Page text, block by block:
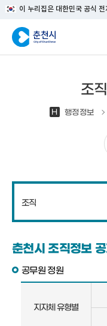
이 누리집은 대한민국 공식
조
H 행정정보
조직
춘천시 조직정보
공무원 정원
자
체
지자체 유형별